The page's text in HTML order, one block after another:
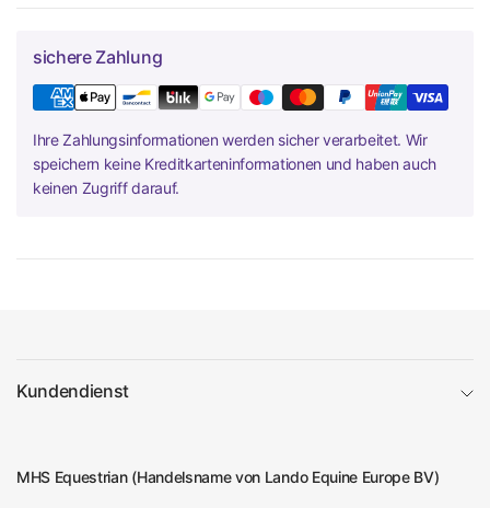
sichere Zahlung
Ihre Zahlungsinformationen werden sicher verarbeitet. Wir
speichern keine Kreditkarteninformationen und haben auch
keinen Zugriff darauf.
Kundendienst
MHS Equestrian (Handelsname von Lando Equine Europe BV)